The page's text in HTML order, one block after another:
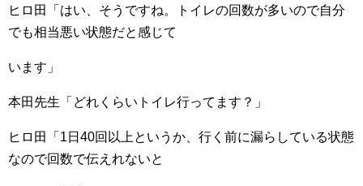
ヒロ田「はい、そうですね。トイレの回数が多いので自分
でも相当悪い状態だと感じて
います」
本田先生「どれくらいトイレ行ってます？」
ヒロ田「1日40回以上というか、行く前に漏らしている状態
なので回数で伝えれないと